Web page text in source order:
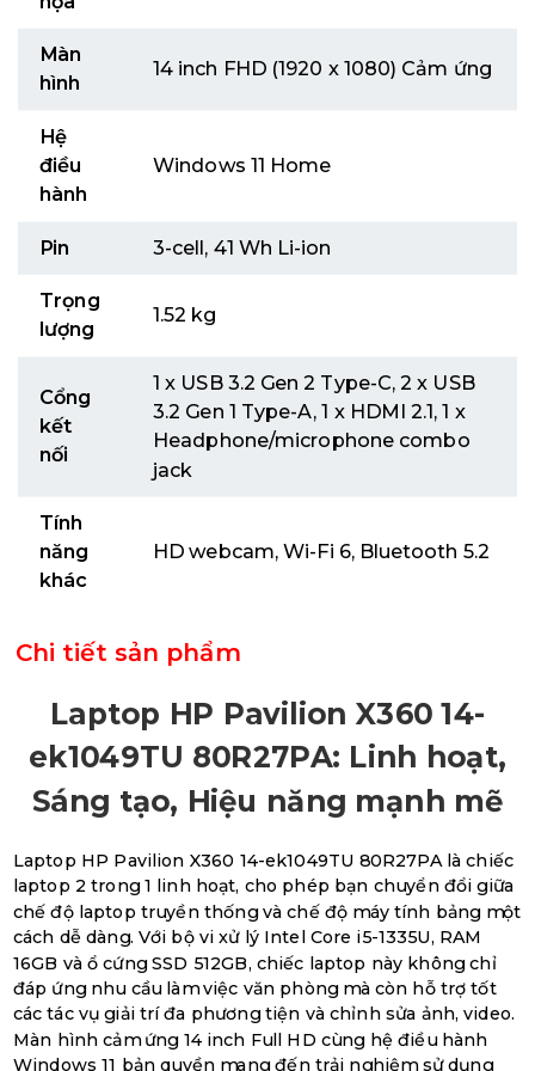
Màn
hình
14 inch FHD (1920 x 1080) Cảm ứng
Hệ
điều
hành
Windows 11 Home
Pin 3-cell, 41 Wh Li-ion
Trọng
lượng
1.52 kg
Cổng
kết
nối
1 x USB 3.2 Gen 2 Type-C, 2 x USB
3.2 Gen 1 Type-A, 1 x HDMI 2.1, 1 x
Headphone/microphone combo
jack
Tính
năng
khác
HD webcam, Wi-Fi 6, Bluetooth 5.2
Chi tiết sản phẩm
Laptop HP Pavilion X360 14-
ek1049TU 80R27PA: Linh hoạt,
Sáng tạo, Hiệu năng mạnh mẽ
Laptop HP Pavilion X360 14-ek1049TU 80R27PA là chiếc
laptop 2 trong 1 linh hoạt, cho phép bạn chuyển đổi giữa
chế độ laptop truyền thống và chế độ máy tính bảng một
cách dễ dàng. Với bộ vi xử lý Intel Core i5-1335U, RAM
16GB và ổ cứng SSD 512GB, chiếc laptop này không chỉ
đáp ứng nhu cầu làm việc văn phòng mà còn hỗ trợ tốt
các tác vụ giải trí đa phương tiện và chỉnh sửa ảnh, video.
Màn hình cảm ứng 14 inch Full HD cùng hệ điều hành
Windows 11 bản quyền mang đến trải nghiệm sử dụng